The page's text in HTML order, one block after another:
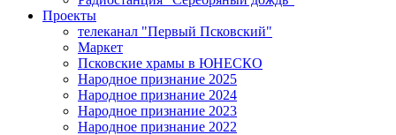
Проекты
телеканал "Первый Псковский"
Маркет
Псковские храмы в ЮНЕСКО
Народное признание 2025
Народное признание 2024
Народное признание 2023
Народное признание 2022